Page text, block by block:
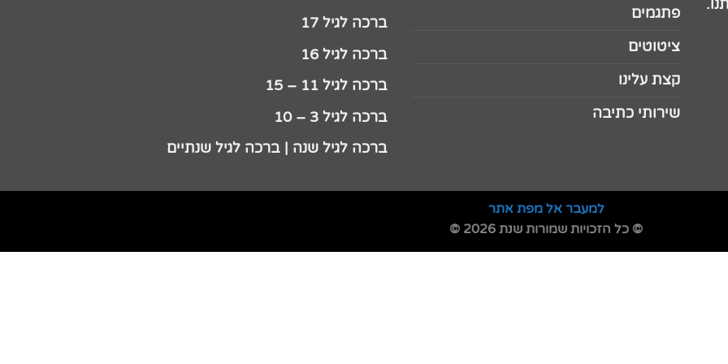
פתגמים
ציטוטים
קצת עלינו
שירותי כתיבה
ברכה לגיל 17
ברכה לגיל 16
ברכה לגיל 11 – 15
ברכה לגיל 3 – 10
ברכה לגיל שנה | ברכה לגיל שנתיים
למעבר אל מפת אתר
© כל הזכויות שמורות שנת 2026 ©